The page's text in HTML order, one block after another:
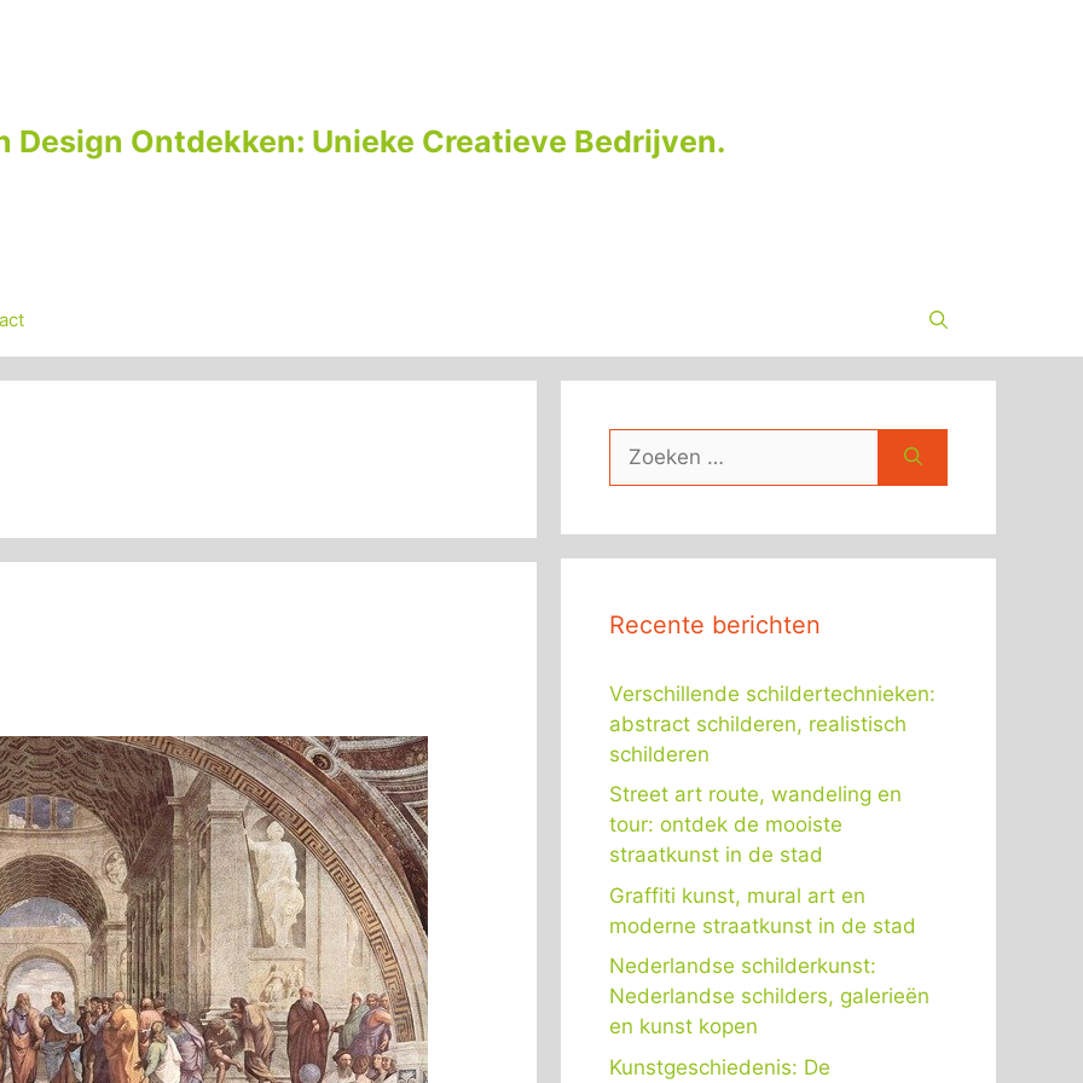
Design Ontdekken: Unieke Creatieve Bedrijven.
naar:
Recente berichten
Verschillende schildertechnieken:
abstract schilderen, realistisch
schilderen
Street art route, wandeling en
tour: ontdek de mooiste
straatkunst in de stad
Graffiti kunst, mural art en
moderne straatkunst in de stad
Nederlandse schilderkunst:
Nederlandse schilders, galerieën
en kunst kopen
Kunstgeschiedenis: De